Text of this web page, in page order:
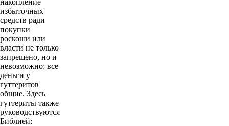
накопление
избыточных
средств ради
покупки
роскоши или
власти не только
запрещено, но и
невозможно: все
деньги у
гуттеритов
общие. Здесь
гуттериты также
руководствуются
Библией: